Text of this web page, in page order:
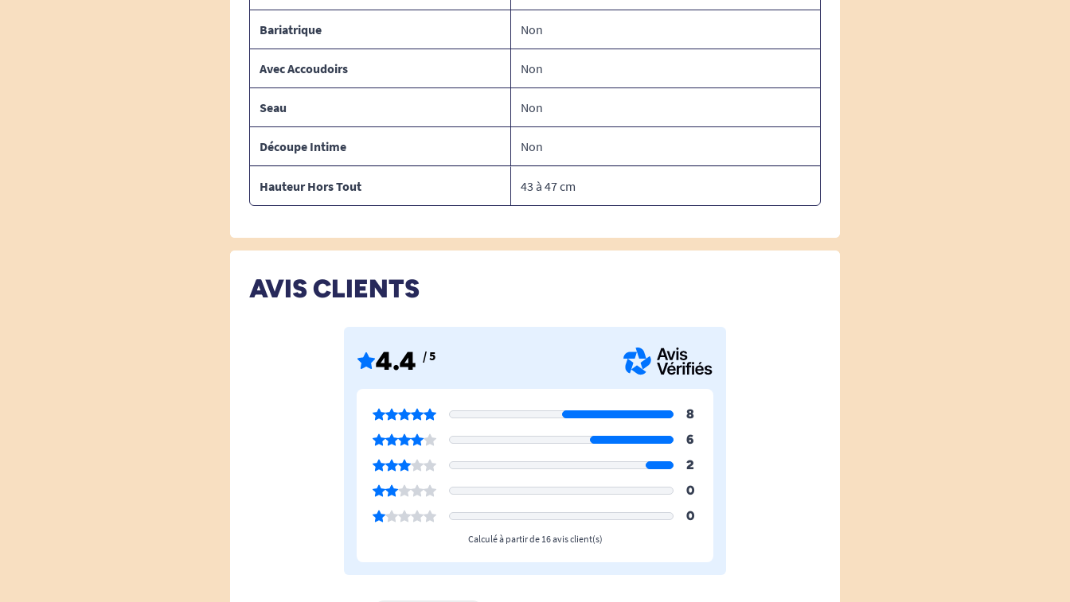
Bariatrique Non
Avec Accoudoirs Non
Seau Non
Découpe Intime Non
Hauteur Hors Tout 43 à 47 cm
AVIS CLIENTS
4.4 / 5
8
6
2
0
0
Calculé à partir de 16 avis client(s)